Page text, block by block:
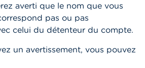
averti que le nom que vous
pas ou pas
celui du détenteur du compte.
un avertissement, vous pouvez